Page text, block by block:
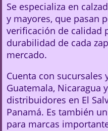
Se especializa en
y mayores, que pasan
verificación de calidad
durabilidad de cada
mercado.
Cuenta con sucursales
Guatemala, Nicaragua
distribuidores en El
Panamá. Es también
para marcas